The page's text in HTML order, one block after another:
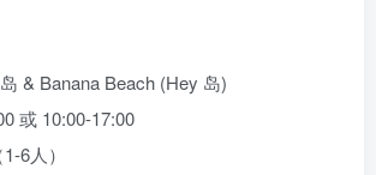
& Banana Beach (Hey 岛)
或 10:00-17:00
6人）